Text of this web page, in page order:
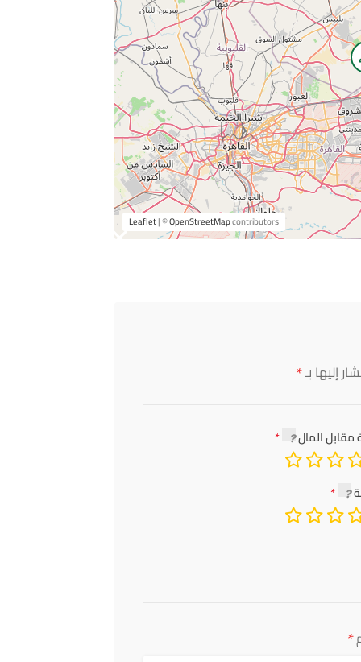
Leaflet| ©OpenStreetMapcontributors
إليها بـ*
مقابل المال
*